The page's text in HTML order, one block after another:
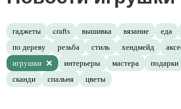
гаджеты crafts вышивка вязание еда
по дереву
резьба стиль хендмейд
игрушки
интерьеры мастера подарки
сканди
спальня цветы